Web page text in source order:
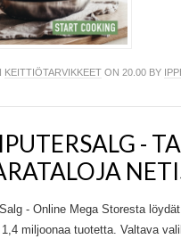
KEITTIÖTARVIKKEET ON 20.00 BY
-
- Online Mega Storesta
miljoonaa tuotetta. Valtava